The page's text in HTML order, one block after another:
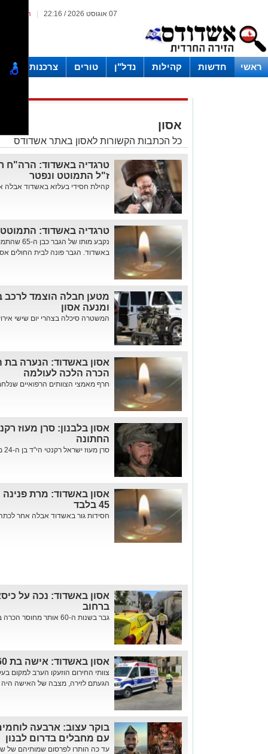
המייל 07 אוגוסט 2026 / 22:16
ראשי חדשות קהילות נדל"ן טורים צרכנות
אסון
כל הכתבות הקשורות לאסון באתר אשדודס
טרגדיה באשדוד: הרה"ח ר'
ז"ל התמוטט ונפטר
קהילת חסידי בעלזא באשדוד אבלה
טרגדיה באשדוד: התמוטט
נקבע מותו
באשדוד. הגבר פונה לבית החולים
מטען חבלה הוצמד
ומנעה אסון
המשטרה סיכלה בצהרי יום שישי
הכרה הלכה לעולמה
חרף מאמצי הצוותים הרפואיים
אסון בלבנון: סרן מעוז
החתונה
סרן מעוז ישראל רקנטי הי"ד בן ה-24 מהישוב איתמר, מפקד מחלקה בגדו...
אסון באשדוד: מרת
45 בלבד
חסידות גור באשדוד אבלה אחר
אסון באשדוד: נכה על
ברחוב
גבר בשנות ה-60 אותר מחוסר הכרה ברחוב יוספטל סמוך לפארק • צוותי ...
אסון באשדוד: אישה בת 60 נהרגה בנפילה מגובה
צוותי החירום הוזעקו הערב למקום
הגעתם לזירה, מצבה של האישה היה
בוקר עצוב: ארבעה
עם מחבלים בדרום לבנון
עד כה הותרו לפרסום שמותיהם של